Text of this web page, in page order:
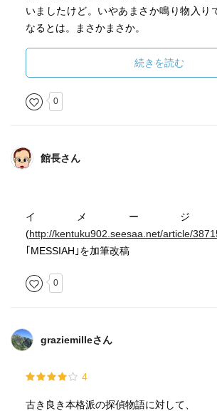
いましたけど。いやあまさか鳴り物入り
なるとは。まさかまさか。
に、たびたび驚き、そしてほくそ笑みし
話でした。
どの推理も牽強附会ですよねぇ（笑）。
る人にしか、真実を明かすことはでき
しかしたった一週間の話だったんですね
続きを読む
0
館長さん
イメージ
(http://kentuku902.seesaa.net/article/
｢MESSIAH｣を加筆改稿
0
graziemilleさん
4
古き良き本格派の探偵物語に対して、